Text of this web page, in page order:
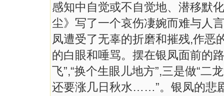
感知中自觉或不自觉地、潜移默
尘》写了一个哀伤凄婉而难与人
凤遭受了无辜的折磨和摧残,作恶
的白眼和唾骂。摆在银凤面前的
飞”,“换个生眼儿地方”,三是做“
还要涨几日秋水……”。银凤的悲